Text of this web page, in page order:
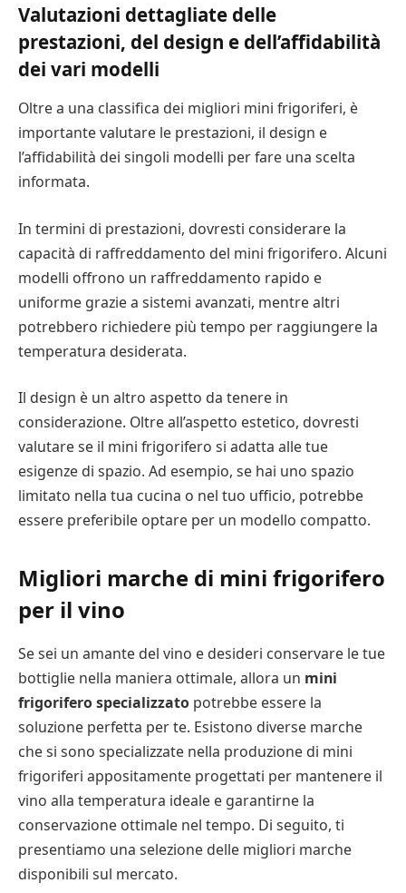
Valutazioni dettagliate delle
prestazioni, del design e dell’affidabilità
dei vari modelli
Oltre a una classifica dei migliori mini frigoriferi, è
importante valutare le prestazioni, il design e
l’affidabilità dei singoli modelli per fare una scelta
informata.
In termini di prestazioni, dovresti considerare la
capacità di raffreddamento del mini frigorifero. Alcuni
modelli offrono un raffreddamento rapido e
uniforme grazie a sistemi avanzati, mentre altri
potrebbero richiedere più tempo per raggiungere la
temperatura desiderata.
Il design è un altro aspetto da tenere in
considerazione. Oltre all’aspetto estetico, dovresti
valutare se il mini frigorifero si adatta alle tue
esigenze di spazio. Ad esempio, se hai uno spazio
limitato nella tua cucina o nel tuo ufficio, potrebbe
essere preferibile optare per un modello compatto.
Migliori marche di mini frigorifero
per il vino
Se sei un amante del vino e desideri conservare le tue
bottiglie nella maniera ottimale, allora un mini
frigorifero specializzato potrebbe essere la
soluzione perfetta per te. Esistono diverse marche
che si sono specializzate nella produzione di mini
frigoriferi appositamente progettati per mantenere il
vino alla temperatura ideale e garantirne la
conservazione ottimale nel tempo. Di seguito, ti
presentiamo una selezione delle migliori marche
disponibili sul mercato.